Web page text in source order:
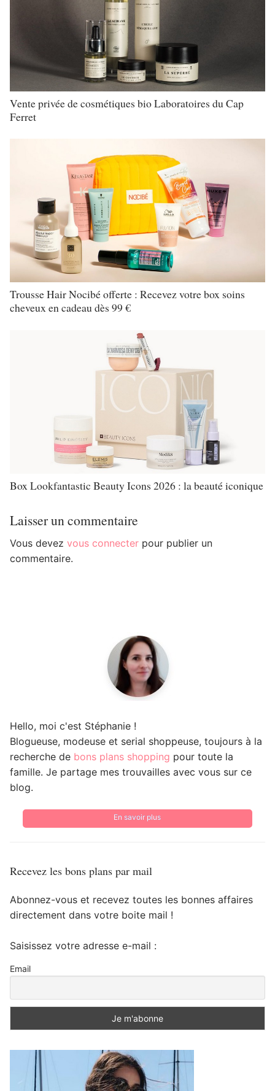
Vente privée de cosmétiques bio Laboratoires du Cap
Ferret
Trousse Hair Nocibé offerte : Recevez votre box soins
cheveux en cadeau dès 99 €
Box Lookfantastic Beauty Icons 2026 : la beauté iconique
Laisser un commentaire
Vous devez vous connecter pour publier un
commentaire.
Hello, moi c'est Stéphanie !
Blogueuse, modeuse et serial shoppeuse, toujours à la
recherche de bons plans shopping pour toute la
famille. Je partage mes trouvailles avec vous sur ce
blog.
En savoir plus
Recevez les bons plans par mail
Abonnez-vous et recevez toutes les bonnes affaires
directement dans votre boite mail !
Saisissez votre adresse e-mail :
Email